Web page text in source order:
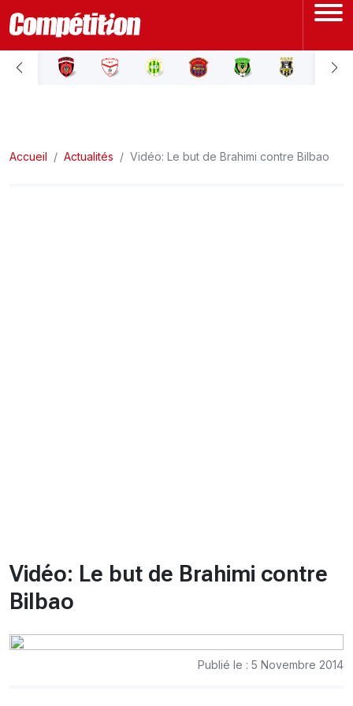
ACCUEIL
LIGUE 2
Accueil Actualités Vidéo: Le but de Brahimi contre Bilbao
Vidéo: Le but de Brahimi contre
Bilbao
Publié le : 5 Novembre 2014